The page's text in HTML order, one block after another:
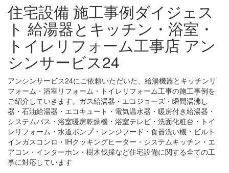
住宅設備 施工事例ダイジェス
ト 給湯器とキッチン・浴室・
トイレリフォーム工事店 アン
シンサービス24
アンシンサービス24にご依頼いただいた、給湯機器とキッチンリ
フォーム・浴室リフォーム・トイレリフォーム工事の施工事例を
ご紹介していきます。ガス給湯器・エコジョーズ・瞬間湯沸し
器・石油給湯器・エコキュート・電気温水器・暖房付き給湯器・
システムバス・浴室暖房乾燥機・浴室テレビ・洗面化粧台・トイ
レリフォーム・水道ポンプ・レンジフード・食器洗い機・ビルト
インガスコンロ・IHクッキングヒーター・システムキッチン・エ
アコン・インターホン・樹木伐採など住宅設備に関する全ての工
事に対応しています